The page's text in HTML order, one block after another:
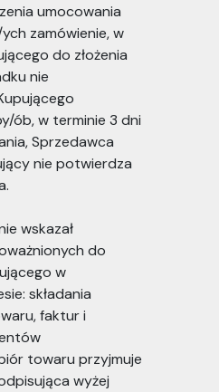
umocowania
zamówienie, w
do złożenia
nie
ób, w terminie 3 dni
Sprzedawca
nie potwierdza
wskazał
do
w
składania
faktur i
towaru przyjmuje
wyżej